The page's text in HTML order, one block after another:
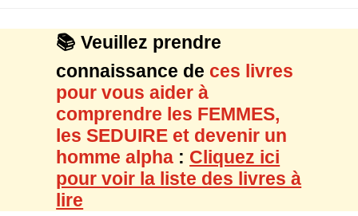
📚 Veuillez prendre
connaissance de ces livres
pour vous aider à
comprendre les FEMMES,
les SEDUIRE et devenir un
homme alpha : Cliquez ici
pour voir la liste des livres à
lire